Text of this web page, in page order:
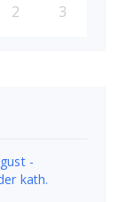
2 3
-
kath.